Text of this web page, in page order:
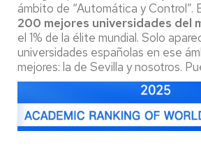
ámbito de “Automática y Control”.
200 mejores universidades del
el 1% de la élite mundial. Solo
universidades españolas en ese
mejores: la de Sevilla y nosotros.